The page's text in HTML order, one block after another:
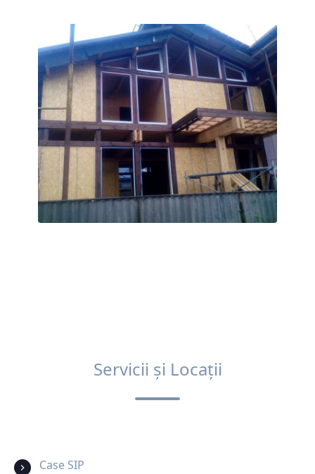
Servicii și Locații
Case SIP